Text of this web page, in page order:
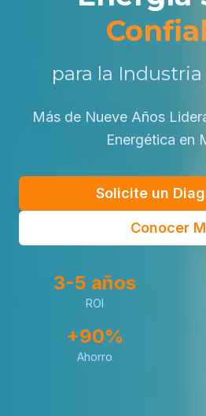
para la
Más de Nueve Años
Energética en
Solicite un
Conocer
3-5 años
ROI
+90%
Ahorro